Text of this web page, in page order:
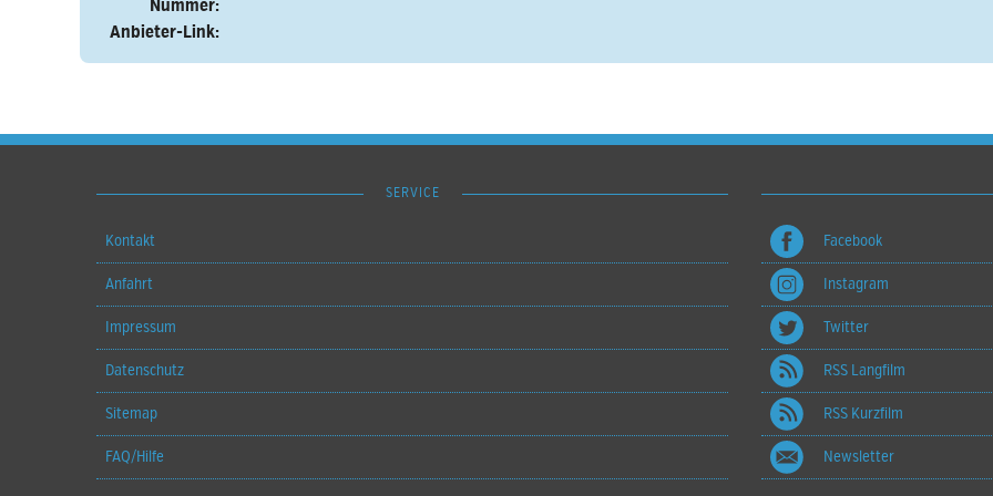
Nummer:
Anbieter-Link:
SERVICE
Kontakt
Anfahrt
Impressum
Datenschutz
Sitemap
FAQ/Hilfe
Facebook
Instagram
Twitter
RSS Langfilm
RSS Kurzfilm
Newsletter